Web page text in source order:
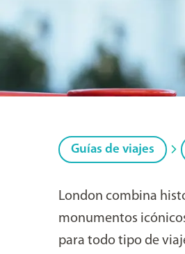
Guías de viajes
London combina
monumentos
para todo tipo de